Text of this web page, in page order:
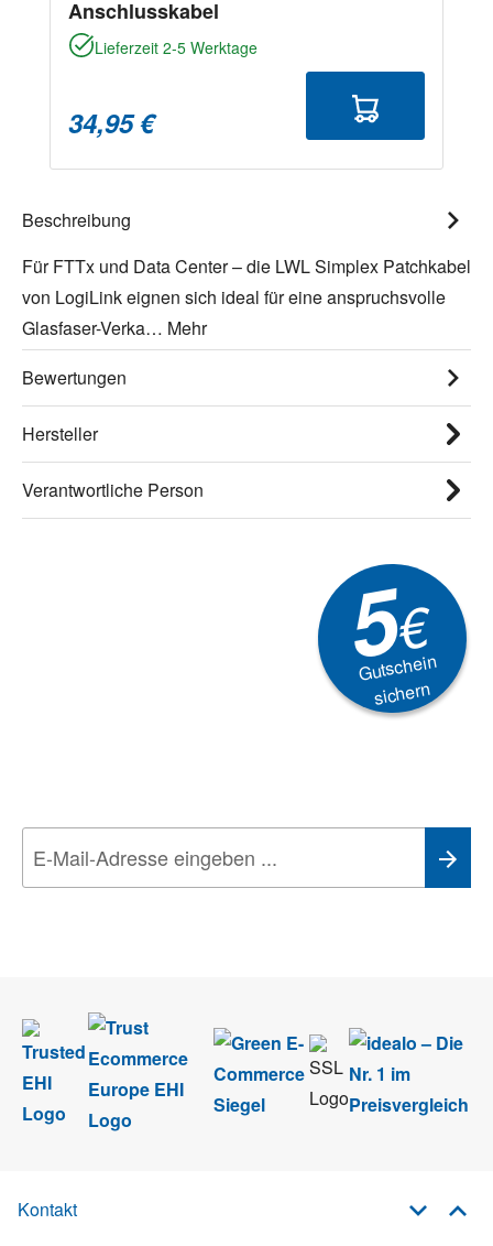
Anschlusskabel
Lieferzeit 2-5 Werktage
34,95 €
Beschreibung
Für FTTx und Data Center – die LWL Simplex Patchkabel
von LogiLink eignen sich ideal für eine anspruchsvolle
Glasfaser-Verka… Mehr
Bewertungen
Hersteller
Verantwortliche Person
5€
Gutschein
sichern
Kontakt